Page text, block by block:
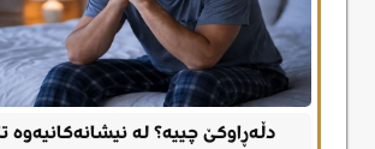
دڵەڕاوکێ چییە؟ لە نیشانەکانیەوە